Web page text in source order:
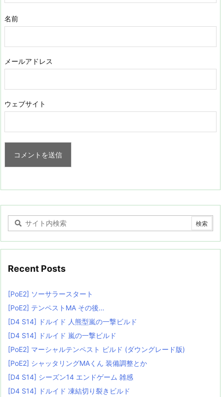
名前
メールアドレス
ウェブサイト
Recent Posts
[PoE2] ソーサラースタート
[PoE2] テンペストMA その後…
[D4 S14] ドルイド 人熊型嵐の一撃ビルド
[D4 S14] ドルイド 嵐の一撃ビルド
[PoE2] マーシャルテンペスト ビルド (ダウングレード版)
[PoE2] シャッタリングMAくん 装備調整とか
[D4 S14] シーズン14 エンドゲーム 雑感
[D4 S14] ドルイド 凍結切り裂きビルド